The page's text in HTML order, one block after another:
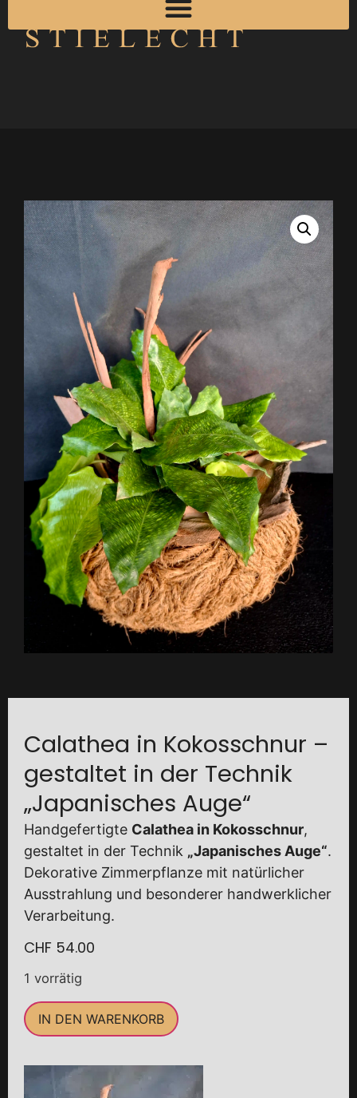
Calathea in Kokosschnur –
gestaltet in der Technik
„Japanisches Auge“
Handgefertigte Calathea in Kokosschnur,
gestaltet in der Technik „Japanisches Auge“.
Dekorative Zimmerpflanze mit natürlicher
Ausstrahlung und besonderer handwerklicher
Verarbeitung.
CHF 54.00
1 vorrätig
IN DEN WARENKORB